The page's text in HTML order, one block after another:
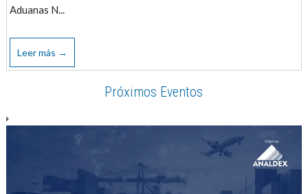
Aduanas N...
Leer más →
Próximos Eventos